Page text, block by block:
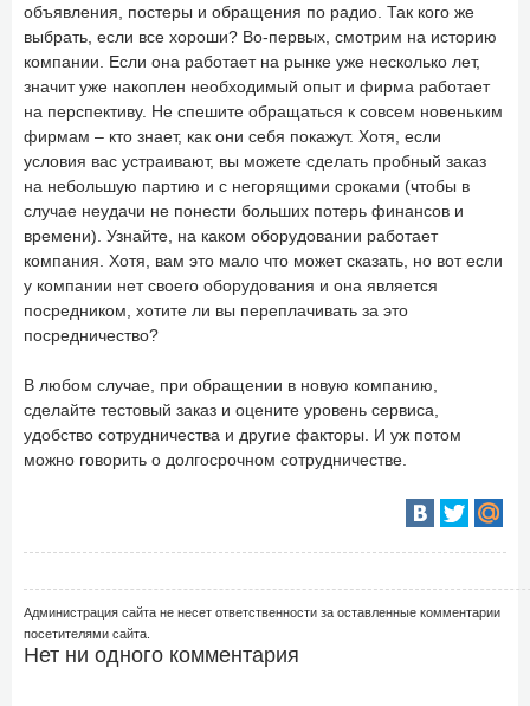
объявления, постеры и обращения по радио. Так кого же
выбрать, если все хороши? Во-первых, смотрим на историю
компании. Если она работает на рынке уже несколько лет,
значит уже накоплен необходимый опыт и фирма работает
на перспективу. Не спешите обращаться к совсем новеньким
фирмам – кто знает, как они себя покажут. Хотя, если
условия вас устраивают, вы можете сделать пробный заказ
на небольшую партию и с негорящими сроками (чтобы в
случае неудачи не понести больших потерь финансов и
времени). Узнайте, на каком оборудовании работает
компания. Хотя, вам это мало что может сказать, но вот если
у компании нет своего оборудования и она является
посредником, хотите ли вы переплачивать за это
посредничество?
В любом случае, при обращении в новую компанию,
сделайте тестовый заказ и оцените уровень сервиса,
удобство сотрудничества и другие факторы. И уж потом
можно говорить о долгосрочном сотрудничестве.
Администрация сайта не несет ответственности за оставленные комментарии
посетителями сайта.
Нет ни одного комментария